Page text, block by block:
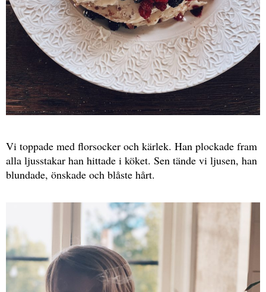
Vi toppade med florsocker och kärlek. Han plockade fram
alla ljusstakar han hittade i köket. Sen tände vi ljusen, han
blundade, önskade och blåste hårt.